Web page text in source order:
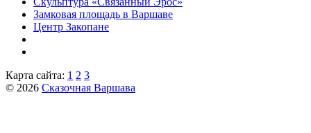
Замковая площадь в Варшаве
Центр Закопане
Карта сайта: 1 2 3
© 2026 Сказочная Варшава